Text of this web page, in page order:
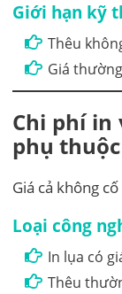
Giới hạn kỹ
Thêu
Giá
Chi phí in
phụ
Giá cả không
Loại công
In lụa có
Thêu